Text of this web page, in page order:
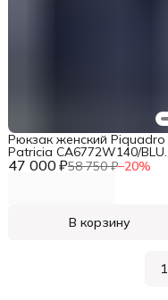
47 000 ₽58 750 ₽−20%
Рюкзак женский Piquadro
Patricia CA6772W140/BLU
темно-синий натур.кожа
В корзину
1